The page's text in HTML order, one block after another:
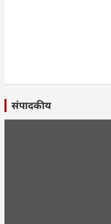
संपादकीय